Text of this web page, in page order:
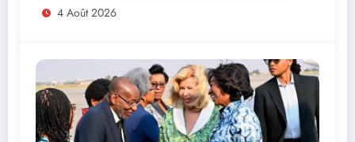
4 Août 2026